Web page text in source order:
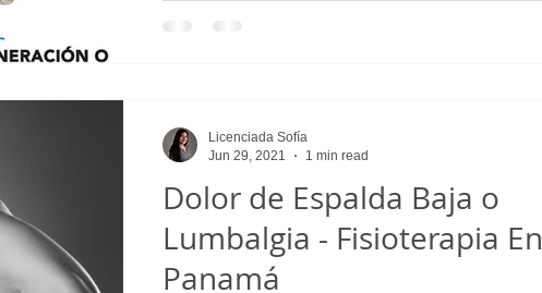
Dolor de Espalda Baja o
Lumbalgia - Fisioterapia En
Panamá
Licenciada Sofía
Jun 29, 2021
1 min read